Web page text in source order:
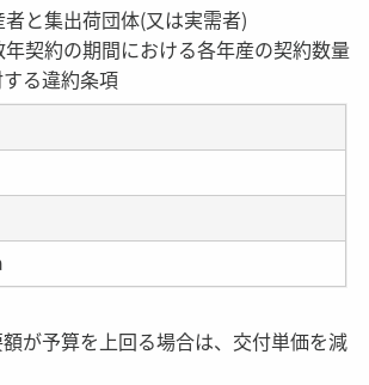
と集出荷団体(又は実需者)
契約の期間における各年産の契約数量
る違約条項
が予算を上回る場合は、交付単価を減